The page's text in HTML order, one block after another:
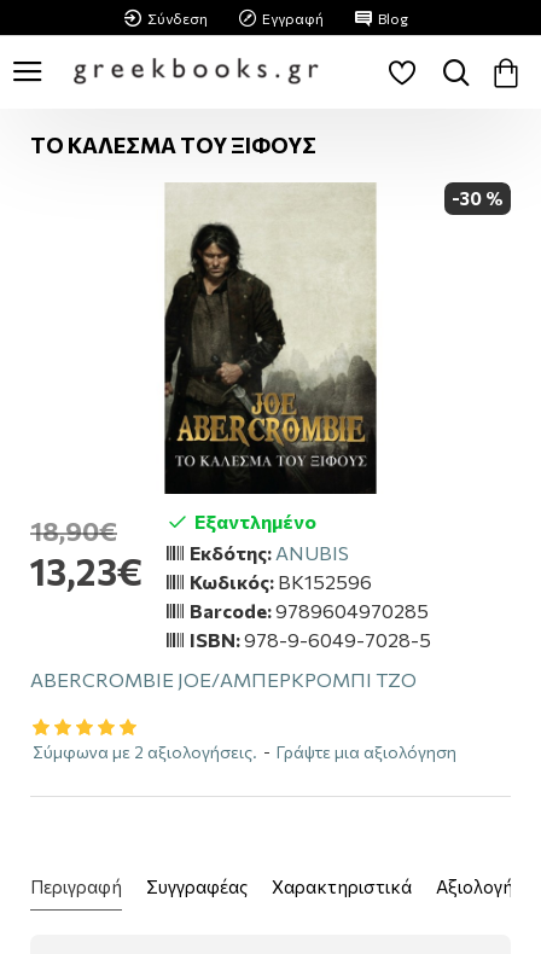
Σύνδεση Εγγραφή Blog
ΤΟ ΚΑΛΕΣΜΑ ΤΟΥ ΞΙΦΟΥΣ
-30 %
ABERCROMBIE JOE/ΑΜΠΕΡΚΡΟΜΠΙ ΤΖΟ
Σύμφωνα με 2 αξιολογήσεις. - Γράψτε μια αξιολόγηση
13,23€
18,90€
Εξαντλημένο
Εκδότης: ANUBIS
Κωδικός: BK152596
Barcode:9789604970285
ISBN:978-9-6049-7028-5
Περιγραφή Συγγραφέας Χαρακτηριστικά